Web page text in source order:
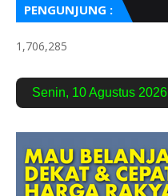
PENGUNJUNG :
1,706,285
Senin, 10 Agustus 2026